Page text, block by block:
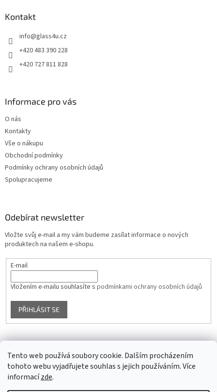
Tento web používá soubory cookie. Dalším procházením
tohoto webu vyjadřujete souhlas s jejich používáním. Více
informacízde.
Kontakt
info@glass4u.cz
+420 483 390 228
+420 727 811 828
Informace pro vás
O nás
Kontakty
Vše o nákupu
Obchodní podmínky
Podmínky ochrany osobních údajů
Spolupracujeme
Odebírat newsletter
Vložte svůj e-mail a my vám budeme zasílat informace o nových
produktech na našem e-shopu.
E-mail
Vložením e-mailu souhlasíte s podmínkami ochrany osobních údajů
PŘIHLÁSIT SE
Facebook